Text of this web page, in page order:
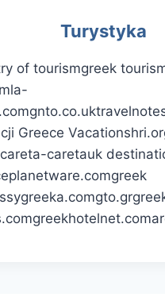
Turystyka
of tourismgreek
Greece
caretauk